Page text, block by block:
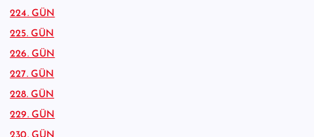
224. GÜN
225. GÜN
226. GÜN
227. GÜN
228. GÜN
229. GÜN
230. GÜN